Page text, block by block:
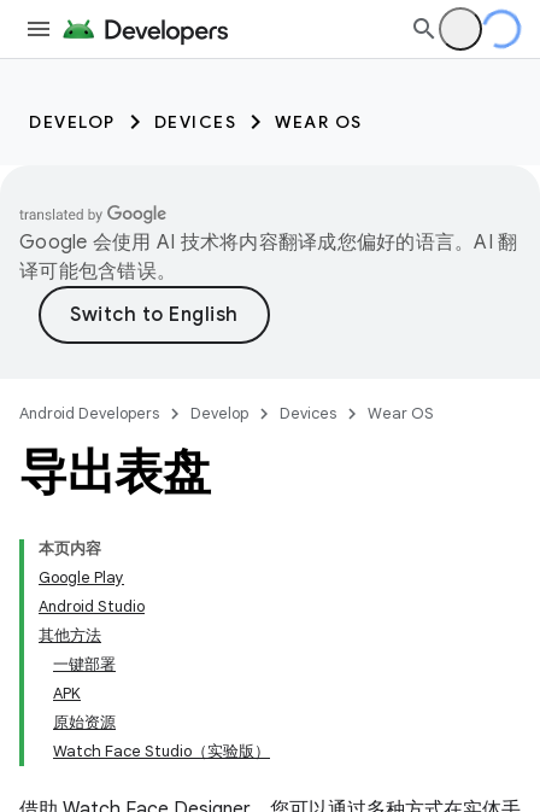
DEVELOP DEVICES WEAR OS
Google 会使用 AI 技术将内容翻译成您偏好的语言。AI 翻
译可能包含错误。
Android Developers Develop Devices Wear OS
导出表盘
本页内容
Google Play
Android Studio
其他方法
一键部署
APK
原始资源
Watch Face Studio（实验版）